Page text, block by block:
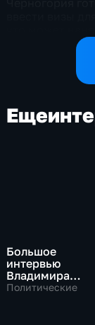
по экономике
Еще
Большое
интервью
Владимира
Путина Сергею
Политические